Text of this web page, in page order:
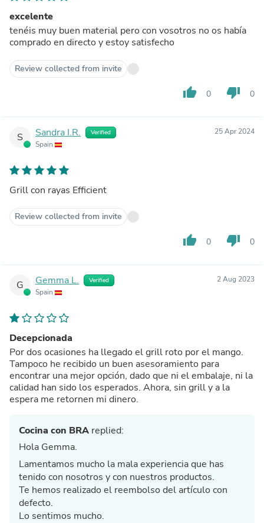
excelente
tenéis muy buen material pero con vosotros no os había
comprado en directo y estoy satisfecho
Review collected from invite
thumb_up 0 thumb_down 0
S Sandra I.R. Verified
Spain
25 Apr 2024
Grill con rayas Efficient
Review collected from invite
thumb_up 0 thumb_down 0
G Gemma L. Verified
Spain
2 Aug 2023
Decepcionada
Por dos ocasiones ha llegado el grill roto por el mango.
Tampoco he recibido un buen asesoramiento para
encontrar una mejor opción, dado que ni el embalaje, ni la
calidad han sido los esperados. Ahora, sin grill y a la
espera me retornen mi dinero.
Cocina con BRA replied:
Hola Gemma.
Lamentamos mucho la mala experiencia que has
tenido con nosotros y con nuestros productos.
Te hemos realizado el reembolso del artículo con
defecto.
Lo sentimos mucho.